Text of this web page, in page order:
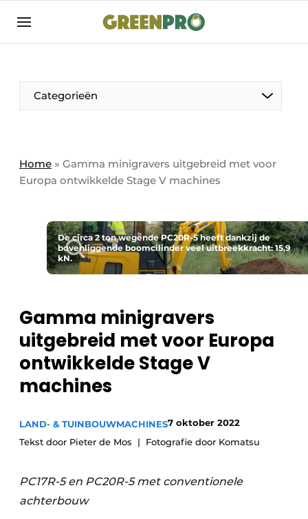
Aanmelden
Bedrijven
Bedrijven
Direct contact
Evenement aanmelden
groenprofessional
Meest gelezen
Nieuwsbrief
Privacy / Cookie statement
Vacature aanmelden
Video’s
Categorieën
Home » Gamma minigravers uitgebreid met voor
Europa ontwikkelde Stage V machines
De circa 2 ton wegende PC20R-5 heeft dankzij de
bovenliggende boomcilinder veel uitbreekkracht: 15,9
kN.
Gamma minigravers
uitgebreid met voor Europa
ontwikkelde Stage V
machines
LAND- & TUINBOUWMACHINES7 oktober 2022
Tekst door Pieter de Mos
Fotografie door Komatsu
PC17R-5 en PC20R-5 met conventionele
achterbouw